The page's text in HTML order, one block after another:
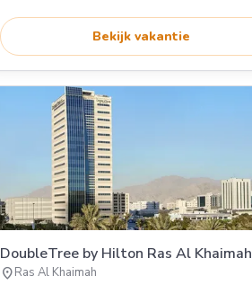
Bekijk vakantie
DoubleTree by Hilton Ras Al Khaimah
location_onRas Al Khaimah